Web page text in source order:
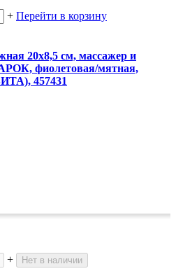
+ Перейти в корзину
20х8,5 см, массажер и
фиолетовая/мятная,
457431
+ Нет в наличии